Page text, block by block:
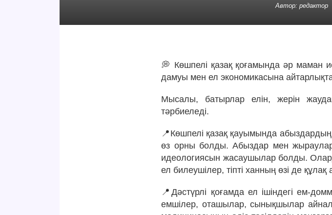
Автор: редактор
💭 Көшпелі қазақ қоғамында әр маман
дамуы мен ел экономикасына
Мысалы, батырлар елін, жерін
тәрбиеледі.
📍Көшпелі қазақ қауымында
өз орны болды. Абыздар мен жыраулар
идеологиясын жасаушылар болды.
ел билеушілер, тіпті ханның өзі де
📍Дәстүрлі қоғамда ел ішіндегі ем-
емшілер, оташылар, сынықшылар